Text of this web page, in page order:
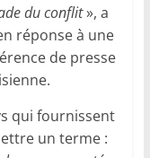
du conflit», a
réponse à une
de presse
qui fournissent
un terme :